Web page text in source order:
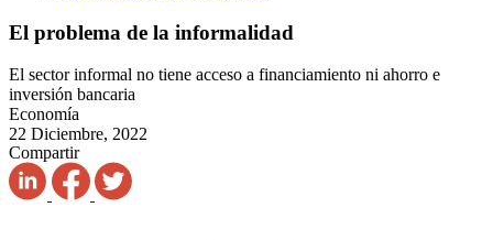
El problema de la informalidad
El sector informal no tiene acceso a financiamiento ni ahorro e
inversión bancaria
Economía
22 Diciembre, 2022
Compartir